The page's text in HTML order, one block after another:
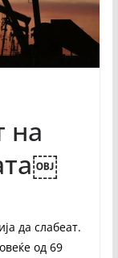
на
да слабеат.
од 69